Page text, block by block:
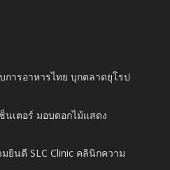
ารอาหารไทย บุกตลาดยุโรป
นเตอร์ มอบดอกไม้แสดง
ยินดี SLC Clinic คลินิกความ